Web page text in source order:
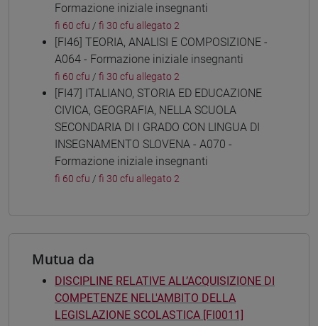
Formazione iniziale insegnanti
fi 60 cfu / fi 30 cfu allegato 2
[FI46] TEORIA, ANALISI E COMPOSIZIONE -
A064 - Formazione iniziale insegnanti
fi 60 cfu / fi 30 cfu allegato 2
[FI47] ITALIANO, STORIA ED EDUCAZIONE
CIVICA, GEOGRAFIA, NELLA SCUOLA
SECONDARIA DI I GRADO CON LINGUA DI
INSEGNAMENTO SLOVENA - A070 -
Formazione iniziale insegnanti
fi 60 cfu / fi 30 cfu allegato 2
Mutua da
DISCIPLINE RELATIVE ALL’ACQUISIZIONE DI
COMPETENZE NELL'AMBITO DELLA
LEGISLAZIONE SCOLASTICA [FI0011]